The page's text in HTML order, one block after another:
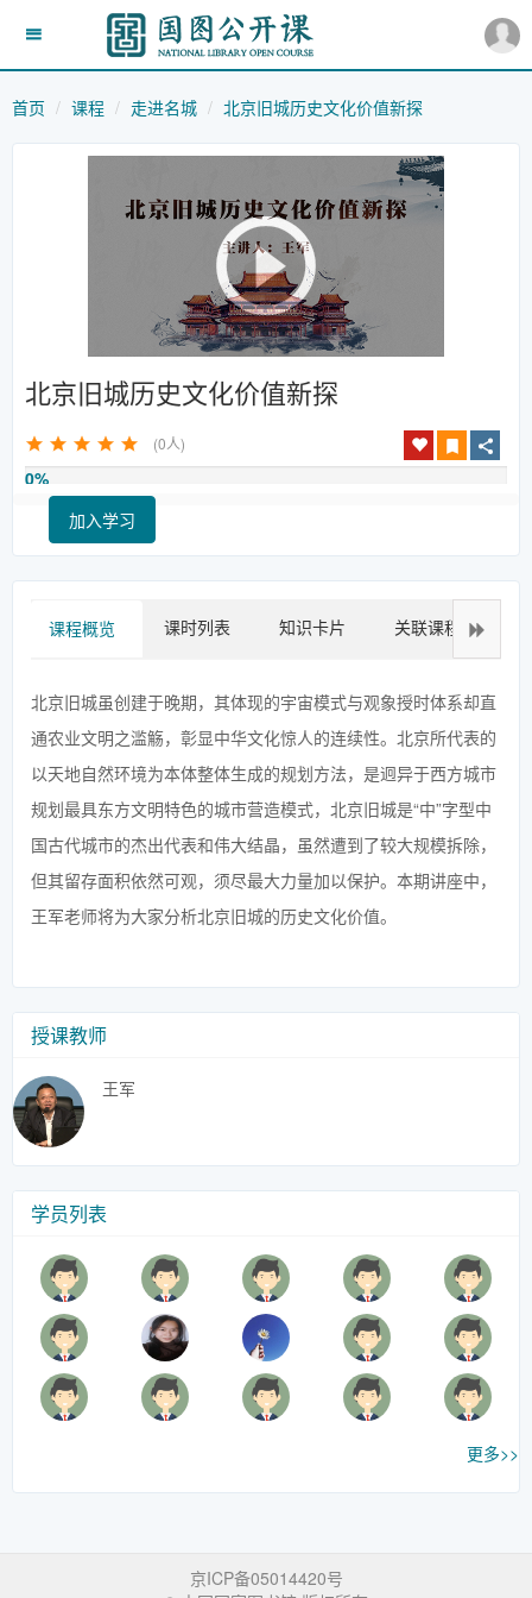
首页 课程 走进名城 北京旧城历史文化价值新探
北京旧城历史文化价值新探
(0人)
0%
加入学习
课程概览 课时列表 知识卡片 关联课程
北京旧城虽创建于晚期，其体现的宇宙模式与观象授时体系却直
通农业文明之滥觞，彰显中华文化惊人的连续性。北京所代表的
以天地自然环境为本体整体生成的规划方法，是迥异于西方城市
规划最具东方文明特色的城市营造模式，北京旧城是“中”字型中
国古代城市的杰出代表和伟大结晶，虽然遭到了较大规模拆除，
但其留存面积依然可观，须尽最大力量加以保护。本期讲座中，
王军老师将为大家分析北京旧城的历史文化价值。
授课教师
王军
学员列表
更多>>
京ICP备05014420号